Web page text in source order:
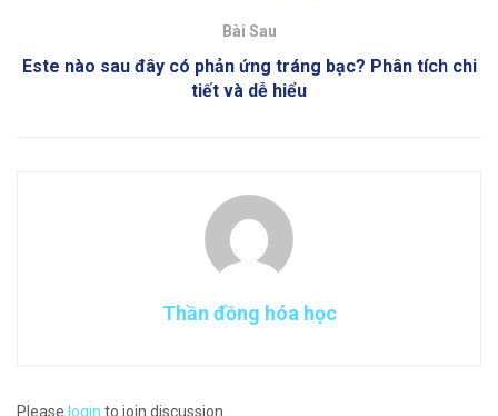
Bài Sau
Este nào sau đây có phản ứng tráng bạc? Phân tích chi
tiết và dễ hiểu
Thần đồng hóa học
Please login to join discussion